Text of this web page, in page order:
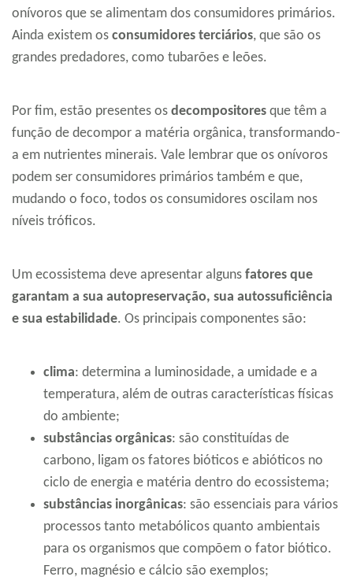
onívoros que se alimentam dos consumidores primários.
Ainda existem os consumidores terciários, que são os
grandes predadores, como tubarões e leões.
Por fim, estão presentes os decompositores que têm a
função de decompor a matéria orgânica, transformando-
a em nutrientes minerais. Vale lembrar que os onívoros
podem ser consumidores primários também e que,
mudando o foco, todos os consumidores oscilam nos
níveis tróficos.
Um ecossistema deve apresentar alguns fatores que
garantam a sua autopreservação, sua autossuficiência
e sua estabilidade. Os principais componentes são:
clima: determina a luminosidade, a umidade e a
temperatura, além de outras características físicas
do ambiente;
substâncias orgânicas: são constituídas de
carbono, ligam os fatores bióticos e abióticos no
ciclo de energia e matéria dentro do ecossistema;
substâncias inorgânicas: são essenciais para vários
processos tanto metabólicos quanto ambientais
para os organismos que compõem o fator biótico.
Ferro, magnésio e cálcio são exemplos;